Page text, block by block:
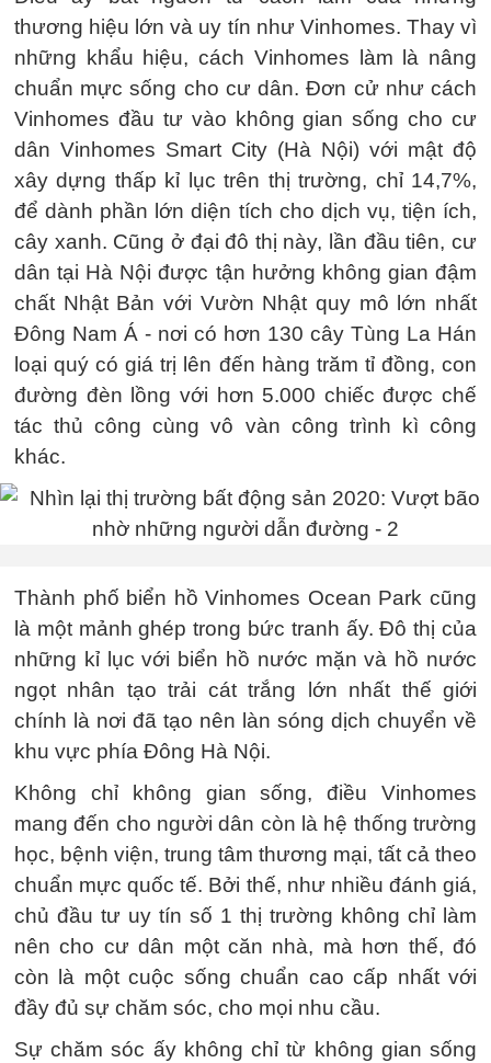
thương hiệu lớn và uy tín như Vinhomes. Thay vì
những khẩu hiệu, cách Vinhomes làm là nâng
chuẩn mực sống cho cư dân. Đơn cử như cách
Vinhomes đầu tư vào không gian sống cho cư
dân Vinhomes Smart City (Hà Nội) với mật độ
xây dựng thấp kỉ lục trên thị trường, chỉ 14,7%,
để dành phần lớn diện tích cho dịch vụ, tiện ích,
cây xanh. Cũng ở đại đô thị này, lần đầu tiên, cư
dân tại Hà Nội được tận hưởng không gian đậm
chất Nhật Bản với Vườn Nhật quy mô lớn nhất
Đông Nam Á - nơi có hơn 130 cây Tùng La Hán
loại quý có giá trị lên đến hàng trăm tỉ đồng, con
đường đèn lồng với hơn 5.000 chiếc được chế
tác thủ công cùng vô vàn công trình kì công
khác.
Thành phố biển hồ Vinhomes Ocean Park cũng
là một mảnh ghép trong bức tranh ấy. Đô thị của
những kỉ lục với biển hồ nước mặn và hồ nước
ngọt nhân tạo trải cát trắng lớn nhất thế giới
chính là nơi đã tạo nên làn sóng dịch chuyển về
khu vực phía Đông Hà Nội.
Không chỉ không gian sống, điều Vinhomes
mang đến cho người dân còn là hệ thống trường
học, bệnh viện, trung tâm thương mại, tất cả theo
chuẩn mực quốc tế. Bởi thế, như nhiều đánh giá,
chủ đầu tư uy tín số 1 thị trường không chỉ làm
nên cho cư dân một căn nhà, mà hơn thế, đó
còn là một cuộc sống chuẩn cao cấp nhất với
đầy đủ sự chăm sóc, cho mọi nhu cầu.
Sự chăm sóc ấy không chỉ từ không gian sống